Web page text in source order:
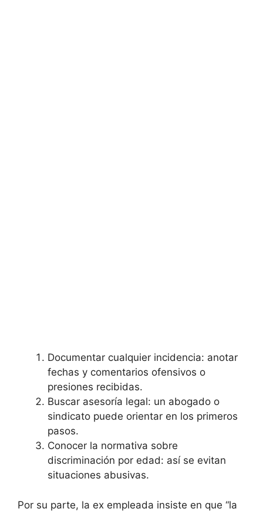
Documentar cualquier incidencia: anotar
fechas y comentarios ofensivos o
presiones recibidas.
Buscar asesoría legal: un abogado o
sindicato puede orientar en los primeros
pasos.
Conocer la normativa sobre
discriminación por edad: así se evitan
situaciones abusivas.
Por su parte, la ex empleada insiste en que “la